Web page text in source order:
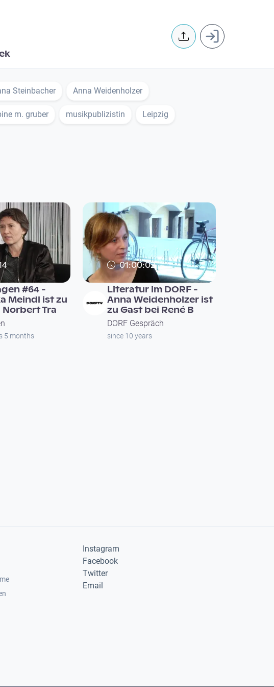
User
Steinbacher Anna Weidenholzer
m. gruber musikpublizistin Leipzig
#64 -
Meindl ist zu
Norbert Tra
5 months
01:00:02
Literatur im DORF -
Anna Weidenholzer ist
zu Gast bei René B
DORF Gespräch
since 10 years
Instagram
Facebook
Twitter
Email